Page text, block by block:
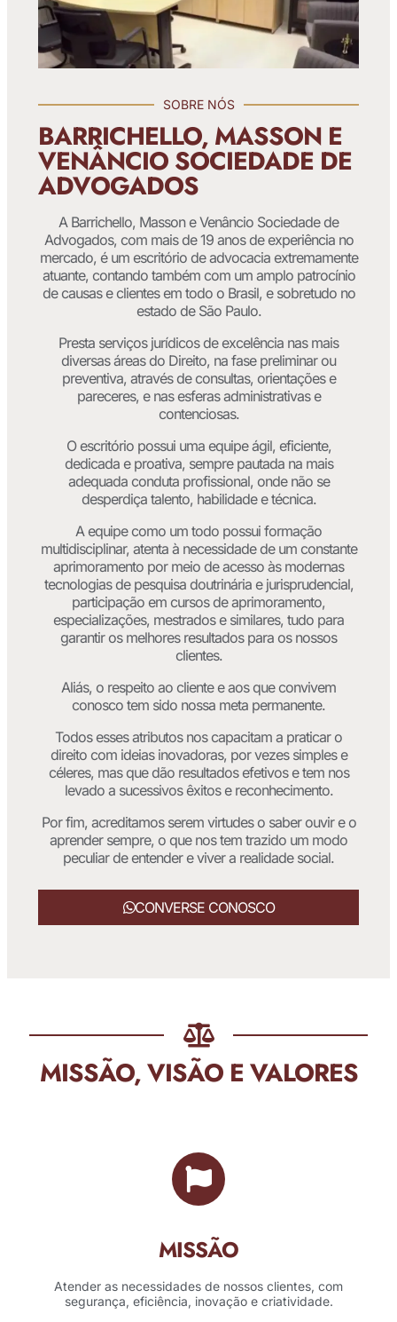
SOBRE NÓS
BARRICHELLO, MASSON E
VENÂNCIO SOCIEDADE DE
ADVOGADOS
A Barrichello, Masson e Venâncio Sociedade de
Advogados, com mais de 19 anos de experiência no
mercado, é um escritório de advocacia extremamente
atuante, contando também com um amplo patrocínio
de causas e clientes em todo o Brasil, e sobretudo no
estado de São Paulo.
Presta serviços jurídicos de excelência nas mais
diversas áreas do Direito, na fase preliminar ou
preventiva, através de consultas, orientações e
pareceres, e nas esferas administrativas e
contenciosas.
O escritório possui uma equipe ágil, eficiente,
dedicada e proativa, sempre pautada na mais
adequada conduta profissional, onde não se
desperdiça talento, habilidade e técnica.
A equipe como um todo possui formação
multidisciplinar, atenta à necessidade de um constante
aprimoramento por meio de acesso às modernas
tecnologias de pesquisa doutrinária e jurisprudencial,
participação em cursos de aprimoramento,
especializações, mestrados e similares, tudo para
garantir os melhores resultados para os nossos
clientes.
Aliás, o respeito ao cliente e aos que convivem
conosco tem sido nossa meta permanente.
Todos esses atributos nos capacitam a praticar o
direito com ideias inovadoras, por vezes simples e
céleres, mas que dão resultados efetivos e tem nos
levado a sucessivos êxitos e reconhecimento.
Por fim, acreditamos serem virtudes o saber ouvir e o
aprender sempre, o que nos tem trazido um modo
peculiar de entender e viver a realidade social.
CONVERSE CONOSCO
MISSÃO, VISÃO E VALORES
MISSÃO
Atender as necessidades de nossos clientes, com
segurança, eficiência, inovação e criatividade.